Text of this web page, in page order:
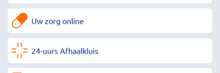
Uw zorg online
24-uurs Afhaalkluis